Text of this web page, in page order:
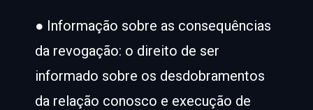
● Informação sobre as consequências
da revogação: o direito de ser
informado sobre os desdobramentos
da relação conosco e execução de